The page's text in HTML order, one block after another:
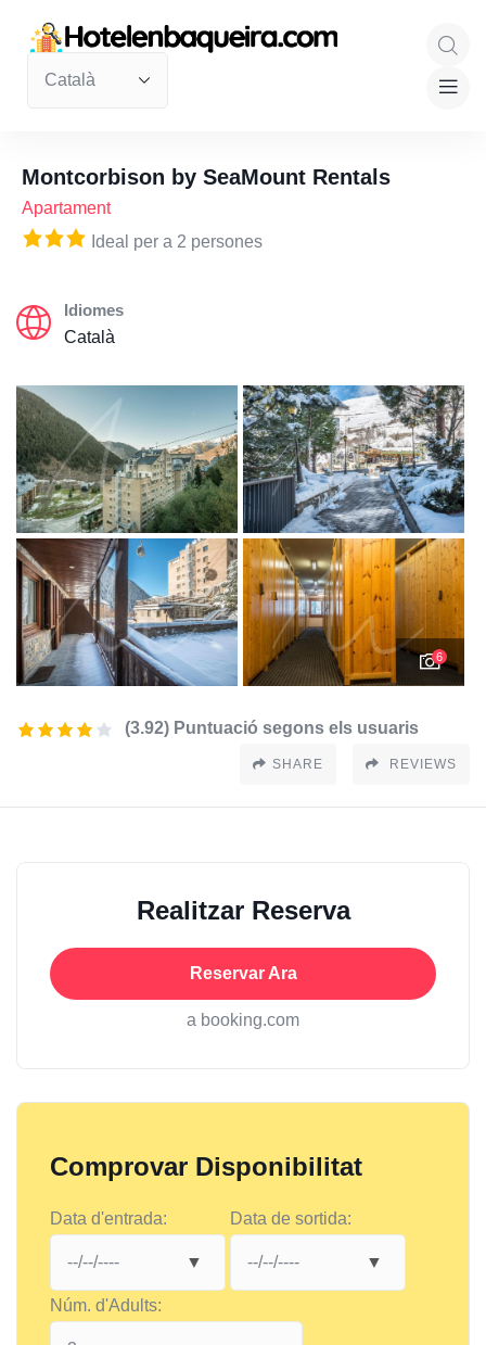
Montcorbison by SeaMount Rentals
Apartament
Ideal per a 2 persones
Idiomes
Català
6
(3.92) Puntuació segons els usuaris
SHARE REVIEWS
Realitzar Reserva
Reservar Ara
a booking.com
Comprovar Disponibilitat
Data d'entrada: Data de sortida:
Núm. d'Adults: